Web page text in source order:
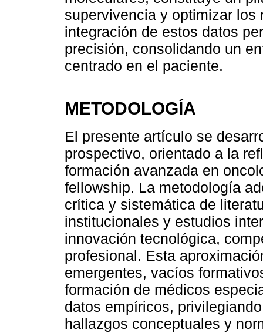
supervivencia y optimizar los
integración de estos datos
precisión, consolidando un
centrado en el paciente.
METODOLOGÍA
El presente artículo se
prospectivo, orientado a la
formación avanzada en
fellowship. La metodología
crítica y sistemática de
institucionales y estudios
innovación tecnológica,
profesional. Esta
emergentes, vacíos
formación de médicos
datos empíricos,
hallazgos conceptuales y